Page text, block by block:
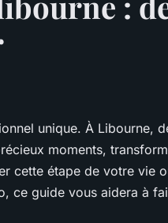
unique. À Libourne,
moments,
cette étape de votre vie
ce guide vous aidera à